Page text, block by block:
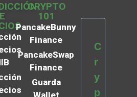
CRYPTO
101
PancakeBunny
Finance
PancakeSwap
Finance
Guarda
C
r
y
p